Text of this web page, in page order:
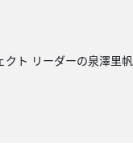
ト リーダーの泉澤里帆